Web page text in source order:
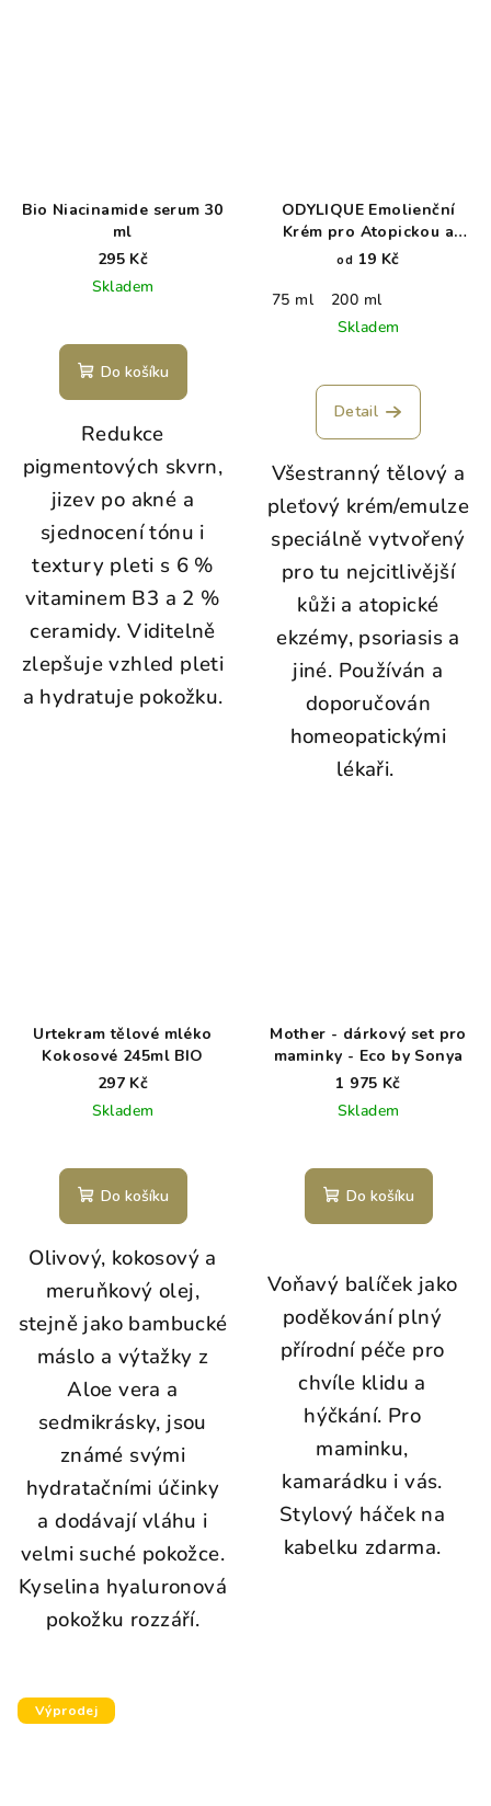
Bio Niacinamide serum 30
ml
295 Kč
Skladem
Do košíku
Redukce
pigmentových skvrn,
jizev po akné a
sjednocení tónu i
textury pleti s 6 %
vitaminem B3 a 2 %
ceramidy. Viditelně
zlepšuje vzhled pleti
a hydratuje pokožku.
ODYLIQUE Emolienční
Krém pro Atopickou a
Citlivou Pokožku - REPAIR
od 19 Kč
75 ml
200 ml
Skladem
Detail
Všestranný tělový a
pleťový krém/emulze
speciálně vytvořený
pro tu nejcitlivější
kůži a atopické
ekzémy, psoriasis a
jiné. Používán a
doporučován
homeopatickými
lékaři.
Urtekram tělové mléko
Kokosové 245ml BIO
297 Kč
Skladem
Do košíku
Olivový, kokosový a
meruňkový olej,
stejně jako bambucké
máslo a výtažky z
Aloe vera a
sedmikrásky, jsou
známé svými
hydratačními účinky
a dodávají vláhu i
velmi suché pokožce.
Kyselina hyaluronová
pokožku rozzáří.
Mother - dárkový set pro
maminky - Eco by Sonya
1 975 Kč
Skladem
Do košíku
Voňavý balíček jako
poděkování plný
přírodní péče pro
chvíle klidu a
hýčkání. Pro
maminku,
kamarádku i vás.
Stylový háček na
kabelku zdarma.
Výprodej